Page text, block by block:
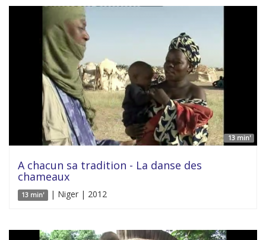
13 min'
A chacun sa tradition - La danse des
chameaux
13 min' | Niger | 2012